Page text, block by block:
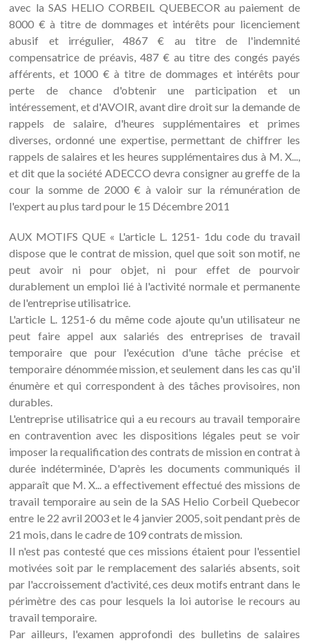
avec la SAS HELIO CORBEIL QUEBECOR au paiement de
8000 € à titre de dommages et intérêts pour licenciement
abusif et irrégulier, 4867 € au titre de l'indemnité
compensatrice de préavis, 487 € au titre des congés payés
afférents, et 1000 € à titre de dommages et intérêts pour
perte de chance d'obtenir une participation et un
intéressement, et d'AVOIR, avant dire droit sur la demande de
rappels de salaire, d'heures supplémentaires et primes
diverses, ordonné une expertise, permettant de chiffrer les
rappels de salaires et les heures supplémentaires dus à M. X...,
et dit que la société ADECCO devra consigner au greffe de la
cour la somme de 2000 € à valoir sur la rémunération de
l'expert au plus tard pour le 15 Décembre 2011
AUX MOTIFS QUE « L'article L. 1251- 1du code du travail
dispose que le contrat de mission, quel que soit son motif, ne
peut avoir ni pour objet, ni pour effet de pourvoir
durablement un emploi lié à l'activité normale et permanente
de l'entreprise utilisatrice.
L'article L. 1251-6 du même code ajoute qu'un utilisateur ne
peut faire appel aux salariés des entreprises de travail
temporaire que pour l'exécution d'une tâche précise et
temporaire dénommée mission, et seulement dans les cas qu'il
énumère et qui correspondent à des tâches provisoires, non
durables.
L'entreprise utilisatrice qui a eu recours au travail temporaire
en contravention avec les dispositions légales peut se voir
imposer la requalification des contrats de mission en contrat à
durée indéterminée, D'après les documents communiqués il
apparaît que M. X... a effectivement effectué des missions de
travail temporaire au sein de la SAS Helio Corbeil Quebecor
entre le 22 avril 2003 et le 4 janvier 2005, soit pendant près de
21 mois, dans le cadre de 109 contrats de mission.
Il n'est pas contesté que ces missions étaient pour l'essentiel
motivées soit par le remplacement des salariés absents, soit
par l'accroissement d'activité, ces deux motifs entrant dans le
périmètre des cas pour lesquels la loi autorise le recours au
travail temporaire.
Par ailleurs, l'examen approfondi des bulletins de salaires